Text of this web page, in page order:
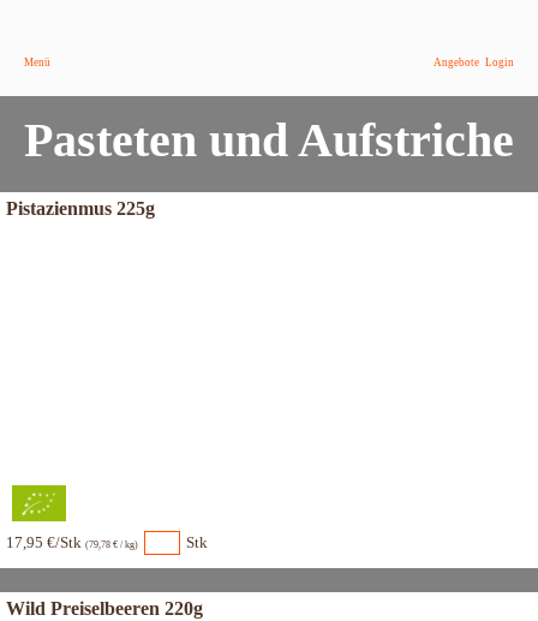
Menü Angebote Login
Pasteten und Aufstriche
Pistazienmus 225g
17,95 €/Stk (79,78 € / kg) Stk
Wild Preiselbeeren 220g